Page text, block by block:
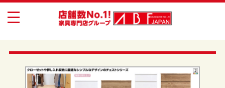
toggle
navigation